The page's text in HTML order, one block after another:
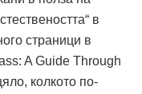
в
страници в
A Guide Through
колкото по-